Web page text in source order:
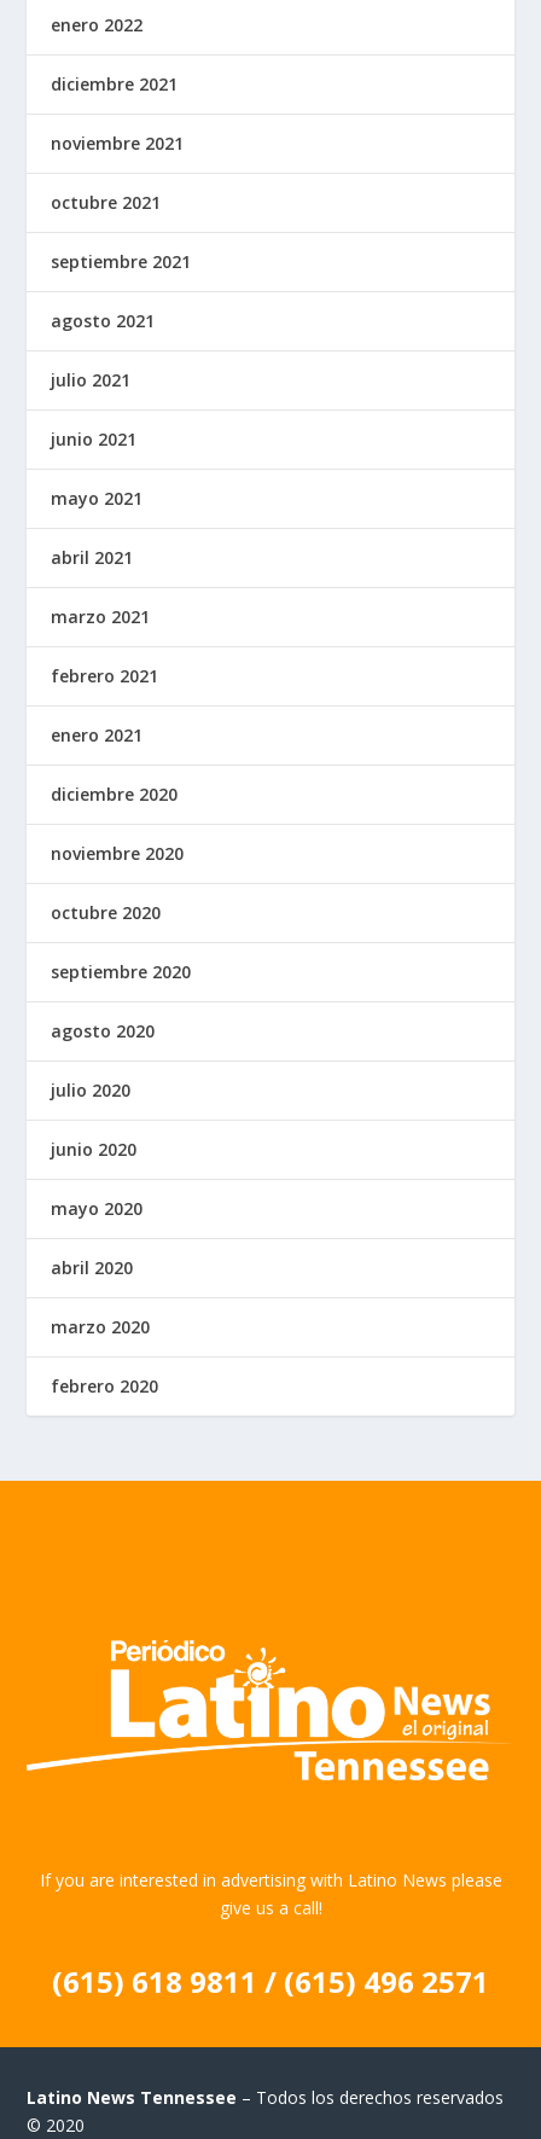
enero 2022
diciembre 2021
noviembre 2021
octubre 2021
septiembre 2021
agosto 2021
julio 2021
junio 2021
mayo 2021
abril 2021
marzo 2021
febrero 2021
enero 2021
diciembre 2020
noviembre 2020
octubre 2020
septiembre 2020
agosto 2020
julio 2020
junio 2020
mayo 2020
abril 2020
marzo 2020
febrero 2020
If you are interested in advertising with Latino News please
give us a call!
(615) 618 9811 / (615) 496 2571
Latino News Tennessee – Todos los derechos reservados
© 2020